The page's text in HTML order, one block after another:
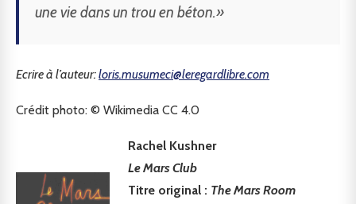
une vie dans un trou en béton.»
Ecrire à l’auteur:loris.musumeci@leregardlibre.com
Crédit photo: © Wikimedia CC 4.0
Rachel Kushner
Le Mars Club
Titre original : The Mars Room